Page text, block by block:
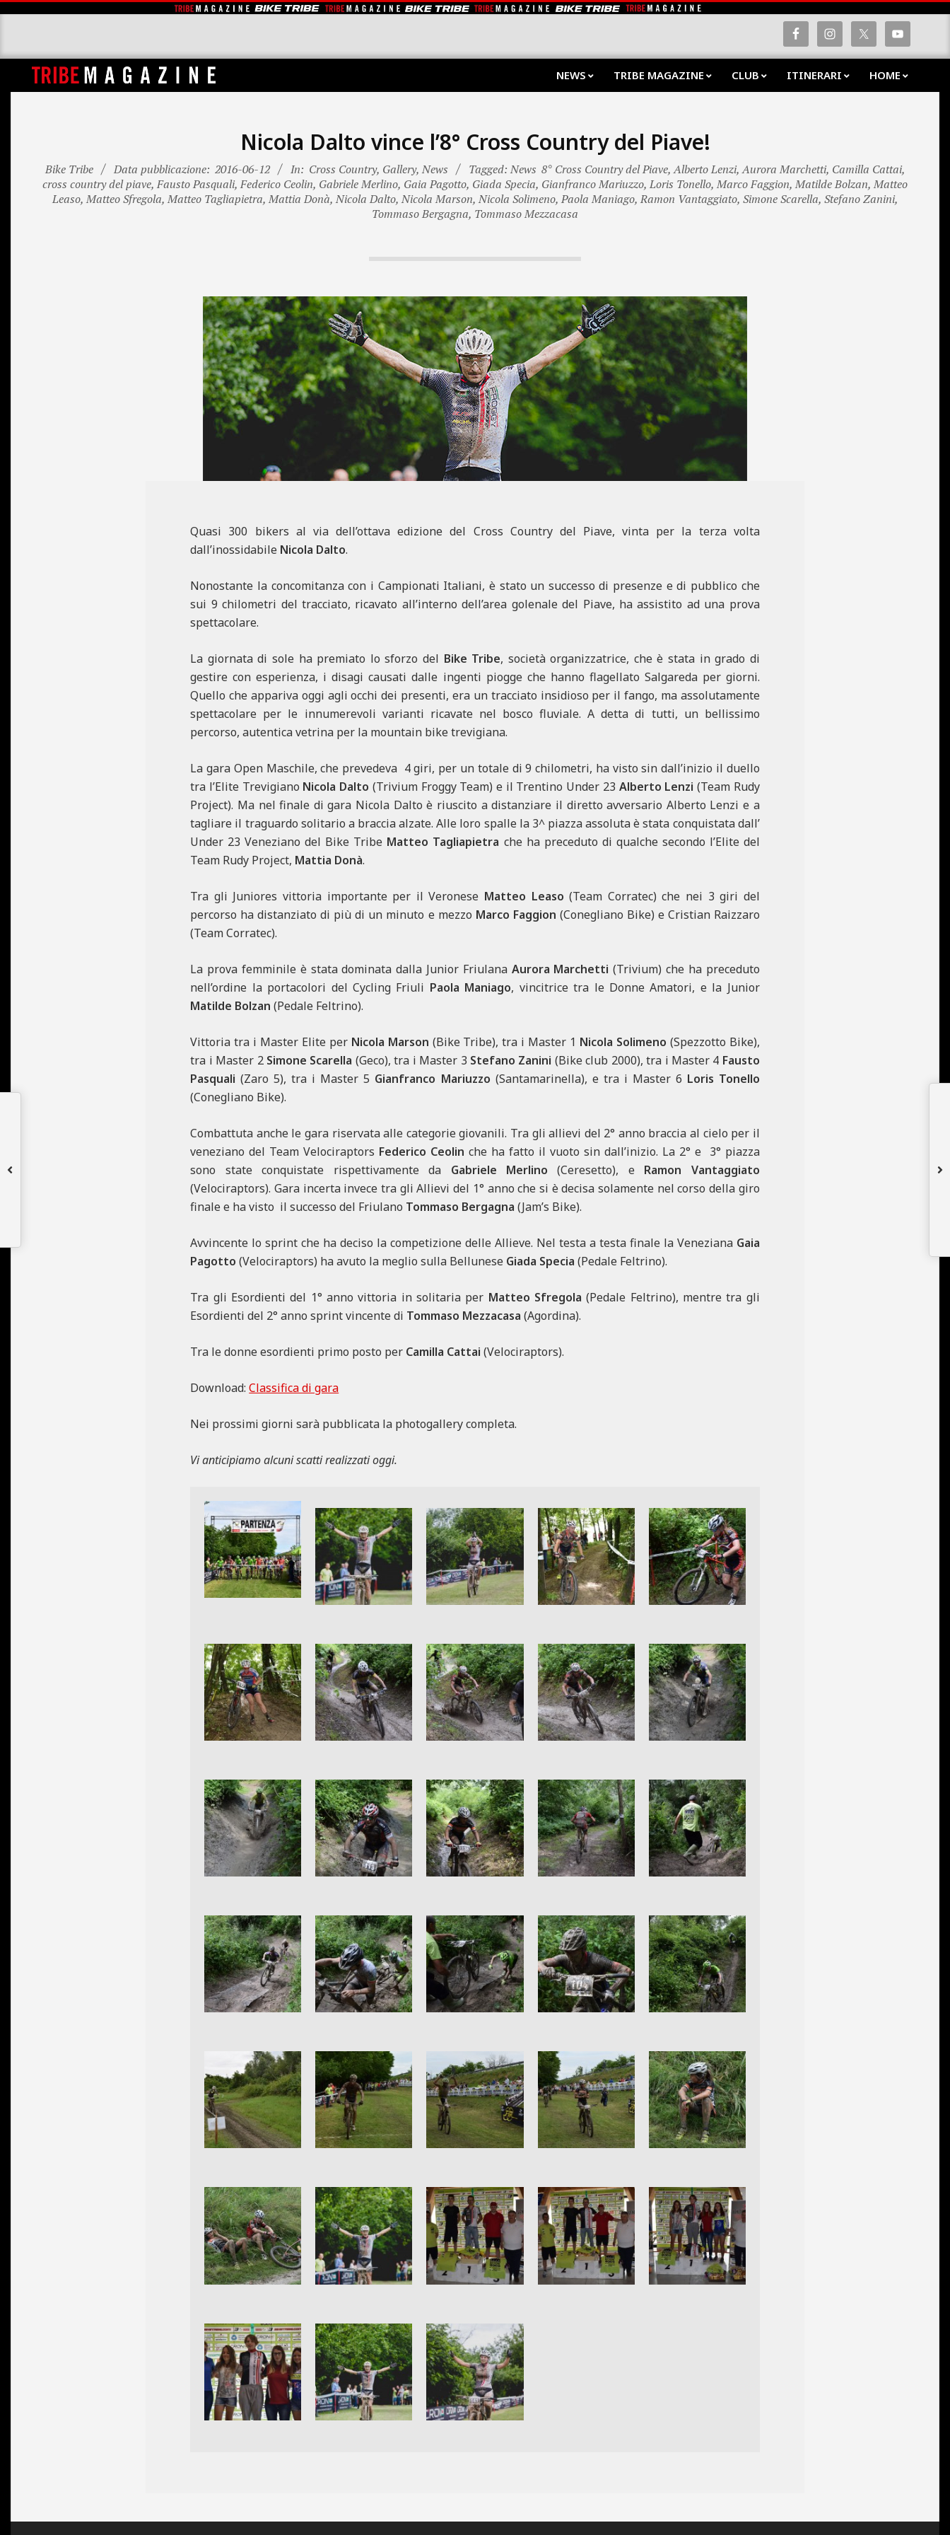
Skip
T
E
NEWS TRIBE MAGAZINE CLUB ITINERARI HOME
Nicola Dalto vince l’8° Cross Country del Piave!
Bike Tribe Data pubblicazione: 2016-06-12 In: Cross Country, Gallery, News Tagged: News 8° Cross Country del Piave,Alberto Lenzi,Aurora Marchetti, Camilla Cattai,
cross country del piave, Fausto Pasquali, Federico Ceolin, Gabriele Merlino, Gaia Pagotto, Giada Specia, Gianfranco Mariuzzo, Loris Tonello, Marco Faggion, Matilde Bolzan, Matteo
Leaso, Matteo Sfregola, Matteo Tagliapietra, Mattia Donà, Nicola Dalto, Nicola Marson, Nicola Solimeno, Paola Maniago, Ramon Vantaggiato, Simone Scarella, Stefano Zanini,
Tommaso Bergagna, Tommaso Mezzacasa
Quasi 300 bikers al via dell’ottava edizione del Cross Country del Piave, vinta per la terza volta
dall’inossidabile Nicola Dalto.
Nonostante la concomitanza con i Campionati Italiani, è stato un successo di presenze e di pubblico che
sui 9 chilometri del tracciato, ricavato all’interno dell’area golenale del Piave, ha assistito ad una prova
spettacolare.
La giornata di sole ha premiato lo sforzo del Bike Tribe, società organizzatrice, che è stata in grado di
gestire con esperienza, i disagi causati dalle ingenti piogge che hanno flagellato Salgareda per giorni.
Quello che appariva oggi agli occhi dei presenti, era un tracciato insidioso per il fango, ma assolutamente
spettacolare per le innumerevoli varianti ricavate nel bosco fluviale. A detta di tutti, un bellissimo
percorso, autentica vetrina per la mountain bike trevigiana.
La gara Open Maschile, che prevedeva 4 giri, per un totale di 9 chilometri, ha visto sin dall’inizio il duello
tra l’Elite Trevigiano Nicola Dalto (Trivium Froggy Team) e il Trentino Under 23 Alberto Lenzi (Team Rudy
Project). Ma nel finale di gara Nicola Dalto è riuscito a distanziare il diretto avversario Alberto Lenzi e a
tagliare il traguardo solitario a braccia alzate. Alle loro spalle la 3^ piazza assoluta è stata conquistata dall’
Under 23 Veneziano del Bike Tribe Matteo Tagliapietra che ha preceduto di qualche secondo l’Elite del
Team Rudy Project, Mattia Donà.
Tra gli Juniores vittoria importante per il Veronese Matteo Leaso (Team Corratec) che nei 3 giri del
percorso ha distanziato di più di un minuto e mezzo Marco Faggion (Conegliano Bike) e Cristian Raizzaro
(Team Corratec).
La prova femminile è stata dominata dalla Junior Friulana Aurora Marchetti(Trivium) che ha preceduto
nell’ordine la portacolori del Cycling Friuli Paola Maniago, vincitrice tra le Donne Amatori, e la Junior
Matilde Bolzan (Pedale Feltrino).
Vittoria tra i Master Elite perNicola Marson (Bike Tribe), tra i Master 1 Nicola Solimeno (Spezzotto Bike),
tra i Master 2 Simone Scarella (Geco), tra i Master 3 Stefano Zanini (Bike club 2000), tra i Master 4 Fausto
Pasquali (Zaro 5), tra i Master 5 Gianfranco Mariuzzo (Santamarinella), e tra i Master 6 Loris Tonello
(Conegliano Bike).
Combattuta anche le gara riservata alle categorie giovanili. Tra gli allievi del 2° anno braccia al cielo per il
veneziano del Team Velociraptors Federico Ceolin che ha fatto il vuoto sin dall’inizio. La 2° e 3° piazza
sono state conquistate rispettivamente da Gabriele Merlino (Ceresetto), e Ramon Vantaggiato
(Velociraptors). Gara incerta invece tra gli Allievi del 1° anno che si è decisa solamente nel corso della giro
finale e ha visto il successo del Friulano Tommaso Bergagna (Jam’s Bike).
Avvincente lo sprint che ha deciso la competizione delle Allieve. Nel testa a testa finale la Veneziana Gaia
Pagotto (Velociraptors) ha avuto la meglio sulla Bellunese Giada Specia (Pedale Feltrino).
Tra gli Esordienti del 1° anno vittoria in solitaria per Matteo Sfregola (Pedale Feltrino), mentre tra gli
Esordienti del 2° anno sprint vincente di Tommaso Mezzacasa (Agordina).
Tra le donne esordienti primo posto per Camilla Cattai (Velociraptors).
Download:Classifica di gara
Nei prossimi giorni sarà pubblicata la photogallery completa.
Vi anticipiamo alcuni scatti realizzati oggi.